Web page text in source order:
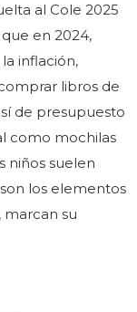
al Cole 2025
en 2024,
inflación,
libros de
de presupuesto
como mochilas
niños suelen
los elementos
marcan su